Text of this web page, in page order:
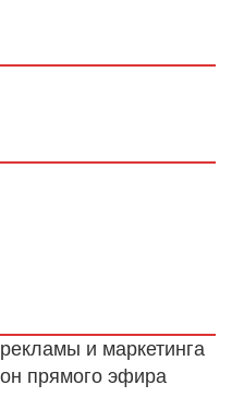
и маркетинга
прямого эфира